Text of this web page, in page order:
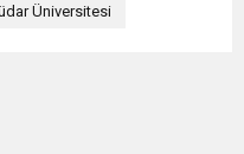
Üniversitesi